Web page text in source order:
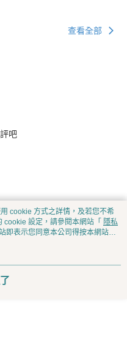
查看全部
吧
cookie 方式之詳情，及若您不希
cookie 設定，請參閱本網站「 隱私
即表示您同意本公司得按本網站使